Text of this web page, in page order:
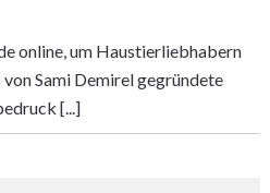
online, um Haustierliebhabern
Sami Demirel gegründete
[...]